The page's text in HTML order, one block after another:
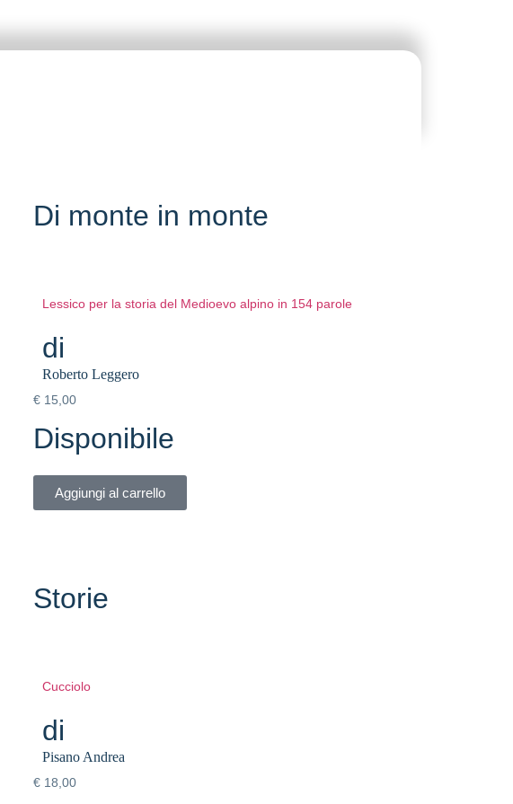
Di monte in monte
Lessico per la storia del Medioevo alpino in 154 parole
di
Roberto Leggero
€ 15,00
Disponibile
Aggiungi al carrello
Storie
Cucciolo
di
Pisano Andrea
€ 18,00